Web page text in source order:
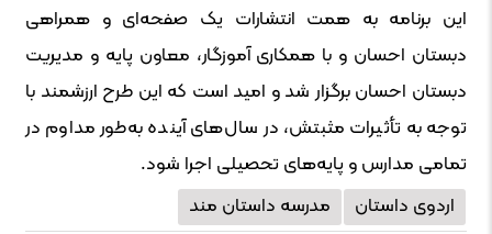
این برنامه به همت انتشارات یک صفحه‌ای و همراهی
دبستان احسان و با همکاری آموزگار، معاون پایه و مدیریت
دبستان احسان برگزار شد و امید است که این طرح ارزشمند با
توجه به تأثیرات مثبتش، در سال‌های آینده به‌طور مداوم در
تمامی مدارس و پایه‌های تحصیلی اجرا شود.
اردوی داستان
مدرسه داستان مند